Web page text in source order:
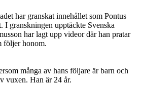
har granskat innehållet som Pontus
I granskningen upptäckte Svenska
har lagt upp videor där han pratar
följer honom.
många av hans följare är barn och
vuxen. Han är 24 år.